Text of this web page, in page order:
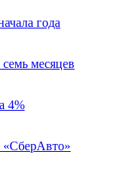
года
месяцев
4%
«СберАвто»